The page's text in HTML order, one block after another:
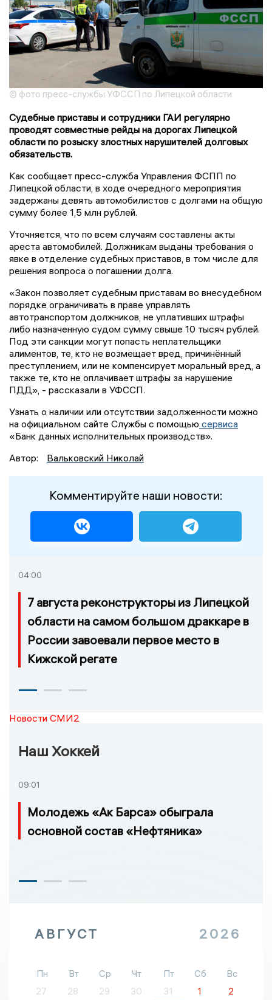
© фото пресс-службы УФССП по Липецкой области
Судебные приставы и сотрудники ГАИ регулярно
проводят совместные рейды на дорогах Липецкой
области по розыску злостных нарушителей долговых
обязательств.
Как сообщает пресс-служба Управления ФСПП по
Липецкой области, в ходе очередного мероприятия
задержаны девять автомобилистов с долгами на общую
сумму более 1,5 млн рублей.
Уточняется, что по всем случаям составлены акты
ареста автомобилей. Должникам выданы требования о
явке в отделение судебных приставов, в том числе для
решения вопроса о погашении долга.
«Закон позволяет судебным приставам во внесудебном
порядке ограничивать в праве управлять
автотранспортом должников, не уплативших штрафы
либо назначенную судом сумму свыше 10 тысяч рублей.
Под эти санкции могут попасть неплательщики
алиментов, те, кто не возмещает вред, причинённый
преступлением, или не компенсирует моральный вред, а
также те, кто не оплачивает штрафы за нарушение
ПДД», - рассказали в УФССП.
Узнать о наличии или отсутствии задолженности можно
на официальном сайте Службы с помощью сервиса
«Банк данных исполнительных производств».
Автор:
Вальковский Николай
Комментируйте наши новости:
04:00
7 августа реконструкторы из Липецкой
области на самом большом драккаре в
России завоевали первое место в
Кижской регате
Новости СМИ2
Наш Хоккей
09:01
Молодежь «Ак Барса» обыграла
основной состав «Нефтяника»
АВГУСТ 2026
Пн Вт Ср Чт Пт Сб
Вс
27
28 29 30 31 1
2